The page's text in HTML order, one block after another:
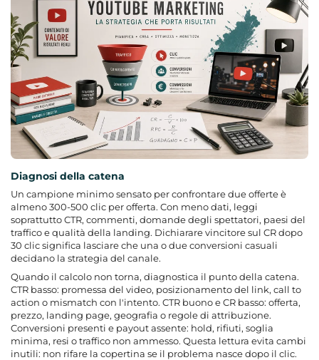
Diagnosi della catena
Un campione minimo sensato per confrontare due offerte è
almeno 300-500 clic per offerta. Con meno dati, leggi
soprattutto CTR, commenti, domande degli spettatori, paesi del
traffico e qualità della landing. Dichiarare vincitore sul CR dopo
30 clic significa lasciare che una o due conversioni casuali
decidano la strategia del canale.
Quando il calcolo non torna, diagnostica il punto della catena.
CTR basso: promessa del video, posizionamento del link, call to
action o mismatch con l'intento. CTR buono e CR basso: offerta,
prezzo, landing page, geografia o regole di attribuzione.
Conversioni presenti e payout assente: hold, rifiuti, soglia
minima, resi o traffico non ammesso. Questa lettura evita cambi
inutili: non rifare la copertina se il problema nasce dopo il clic.